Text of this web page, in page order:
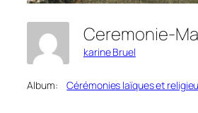
karine Bruel
Album: Cérémonies laïques et